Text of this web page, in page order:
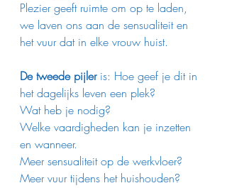
Plezier geeft ruimte om op te laden,
we laven ons aan de sensualiteit en
het vuur dat in elke vrouw huist.
De tweede pijler is: Hoe geef je dit in
het dagelijks leven een plek?
Wat heb je nodig?
Welke vaardigheden kan je inzetten
en wanneer.
Meer sensualiteit op de werkvloer?
Meer vuur tijdens het huishouden?